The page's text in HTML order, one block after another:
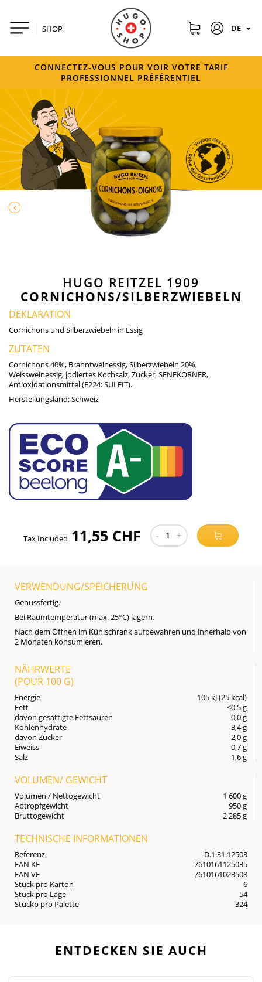
SHOP DE
CONNECTEZ-VOUS POUR VOIR VOTRE TARIF
PROFESSIONNEL PRÉFÉRENTIEL
HUGO REITZEL 1909
CORNICHONS/SILBERZWIEBELN
DEKLARATION
Cornichons und Silberzwiebeln in Essig
ZUTATEN
Cornichons 40%, Branntweinessig, Silberzwiebeln 20%,
Weissweinessig, jodiertes Kochsalz, Zucker, SENFKÖRNER,
Antioxidationsmittel (E224: SULFIT).
Herstellungsland:Schweiz
Tax Included 11,55 CHF - 1 +
VERWENDUNG/SPEICHERUNG
Genussfertig.
Bei Raumtemperatur (max. 25°C) lagern.
Nach dem Öffnen im Kühlschrank aufbewahren und innerhalb von
2 Monaten konsumieren.
NÄHRWERTE
(POUR 100 G)
Energie
105 kJ (25 kcal)
Fett
<0.5 g
davon gesättigte Fettsäuren
0,0 g
Kohlenhydrate
3,4 g
davon Zucker
2,0 g
Eiweiss
0,7 g
Salz
1,6 g
VOLUMEN/ GEWICHT
Volumen / Nettogewicht
1 600 g
Abtropfgewicht
950 g
Bruttogewicht
2 285 g
TECHNISCHE INFORMATIONEN
Referenz
D.1.31.12503
EAN KE
7610161125035
EAN VE
7610161023508
Stück pro Karton
6
Stück pro Lage
54
Stückp pro Palette
324
ENTDECKEN SIE AUCH